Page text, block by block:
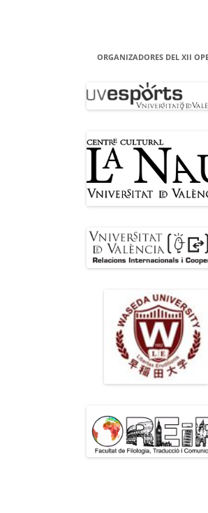
ORGANIZADORES DEL XII